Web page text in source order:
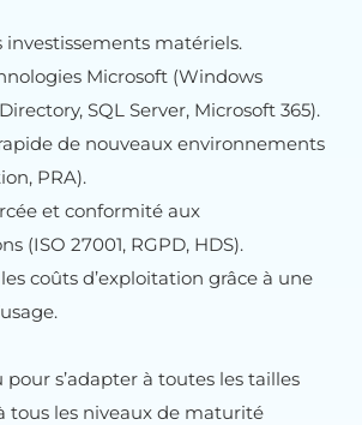
investissements matériels.
Microsoft (Windows
SQL Server, Microsoft 365).
de nouveaux environnements
PRA).
et conformité aux
(ISO 27001, RGPD, HDS).
coûts d’exploitation grâce à une
s’adapter à toutes les tailles
tous les niveaux de maturité